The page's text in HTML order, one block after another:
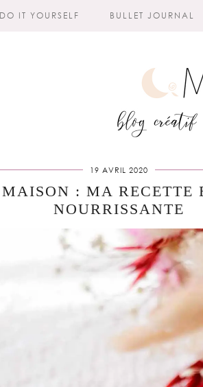
DO IT YOURSELF BULLET JOURNAL
19 AVRIL 2020
: MA RECETTE
NOURRISSANTE